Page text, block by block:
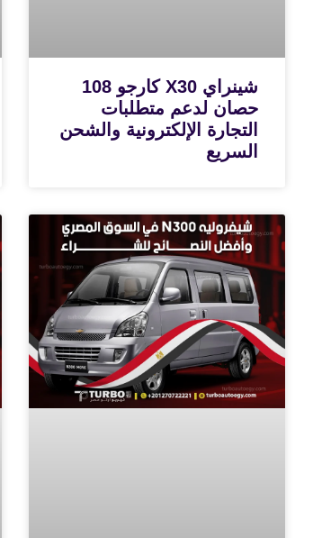
شينراي X30 كارجو 108
حصان لدعم متطلبات
التجارة الإلكترونية والشحن
السريع